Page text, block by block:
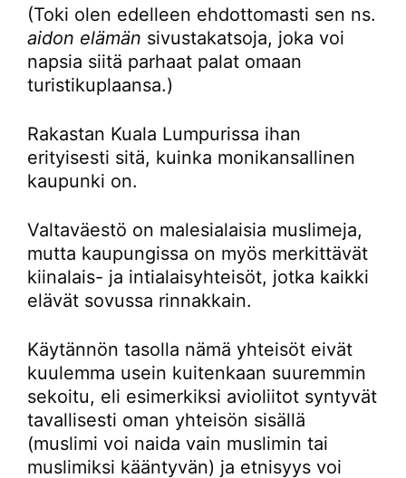
(Toki olen edelleen ehdottomasti sen ns.
aidon elämän sivustakatsoja, joka voi
napsia siitä parhaat palat omaan
turistikuplaansa.)
Rakastan Kuala Lumpurissa ihan
erityisesti sitä, kuinka monikansallinen
kaupunki on.
Valtaväestö on malesialaisia muslimeja,
mutta kaupungissa on myös merkittävät
kiinalais- ja intialaisyhteisöt, jotka kaikki
elävät sovussa rinnakkain.
Käytännön tasolla nämä yhteisöt eivät
kuulemma usein kuitenkaan suuremmin
sekoitu, eli esimerkiksi avioliitot syntyvät
tavallisesti oman yhteisön sisällä
(muslimi voi naida vain muslimin tai
muslimiksi kääntyvän) ja etnisyys voi